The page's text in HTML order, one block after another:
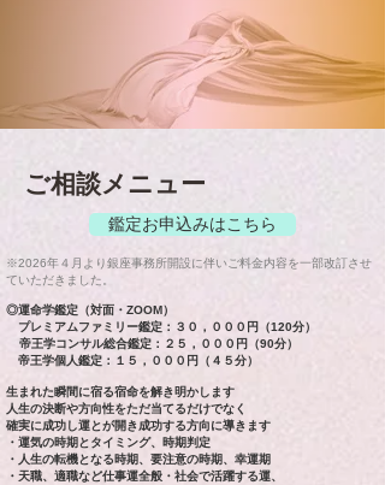
ご相談メニュー
鑑定お申込みはこちら
※2026年４月より銀座事務所開設に伴いご料金内容を一部改訂させ
ていただきました。
◎運命学鑑定（対面・ZOOM）
プレミアムファミリー鑑定：３０，０００円（120分）
帝王学コンサル総合鑑定：２５，０００円（90分）
帝王学個人鑑定：１５，０００円（４５分）
生まれた瞬間に宿る宿命を解き明かします
人生の決断や方向性をただ当てるだけでなく
確実に成功し運とが開き成功する方向に導きます
・運気の時期とタイミング、時期判定
・人生の転機となる時期、要注意の時期、幸運期
・天職、適職など仕事運全般・社会で活躍する運、